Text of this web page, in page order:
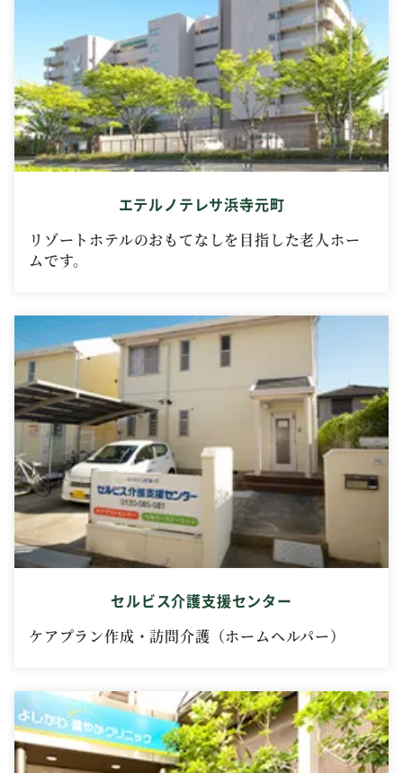
エテルノテレサ浜寺元町
リゾートホテルのおもてなしを目指した老人ホー
ムです。
セルビス介護支援センター
ケアプラン作成・訪問介護（ホームヘルパー）